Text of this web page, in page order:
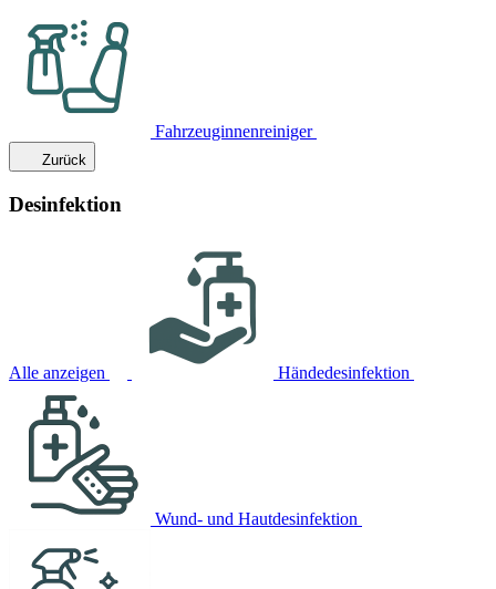
Fahrzeuginnenreiniger
Zurück
Desinfektion
Alle anzeigen Händedesinfektion
Wund- und Hautdesinfektion